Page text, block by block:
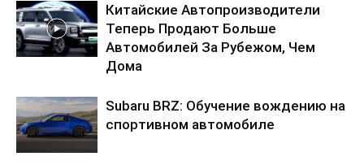
Китайские Автопроизводители
Теперь Продают Больше
Автомобилей За Рубежом, Чем
Дома
Subaru BRZ: Обучение вождению на
спортивном автомобиле